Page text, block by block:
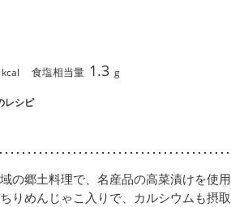
kcal 食塩相当量 1.3 g
レシピ
の郷土料理で、名産品の高菜漬けを使用
りめんじゃこ入りで、カルシウムも摂取